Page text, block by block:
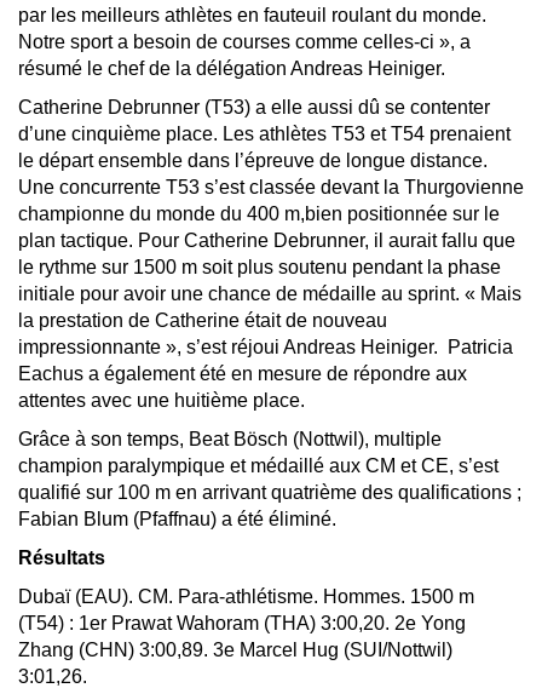
par les meilleurs athlètes en fauteuil roulant du monde.
Notre sport a besoin de courses comme celles-ci », a
résumé le chef de la délégation Andreas Heiniger.
Catherine Debrunner (T53) a elle aussi dû se contenter
d’une cinquième place. Les athlètes T53 et T54 prenaient
le départ ensemble dans l’épreuve de longue distance.
Une concurrente T53 s’est classée devant la Thurgovienne
championne du monde du 400 m,bien positionnée sur le
plan tactique. Pour Catherine Debrunner, il aurait fallu que
le rythme sur 1500 m soit plus soutenu pendant la phase
initiale pour avoir une chance de médaille au sprint. « Mais
la prestation de Catherine était de nouveau
impressionnante », s’est réjoui Andreas Heiniger. Patricia
Eachus a également été en mesure de répondre aux
attentes avec une huitième place.
Grâce à son temps, Beat Bösch (Nottwil), multiple
champion paralympique et médaillé aux CM et CE, s’est
qualifié sur 100 m en arrivant quatrième des qualifications ;
Fabian Blum (Pfaffnau) a été éliminé.
Résultats
Dubaï (EAU). CM. Para-athlétisme. Hommes. 1500 m
(T54) : 1er Prawat Wahoram (THA) 3:00,20. 2e Yong
Zhang (CHN) 3:00,89. 3e Marcel Hug (SUI/Nottwil)
3:01,26.